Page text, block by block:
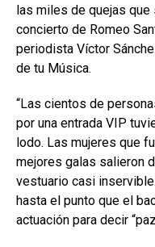
las miles de quejas
concierto de Romeo
periodista Víctor
de tu Música.
“Las cientos de
por una entrada VIP
lodo. Las mujeres que
mejores galas salieron
vestuario casi
hasta el punto que el
actuación para decir